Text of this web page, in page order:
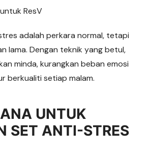
ResV
adalah perkara normal, tetapi
lama. Dengan teknik yang betul,
minda, kurangkan beban emosi
berkualiti setiap malam.
UNTUK
SET ANTI-STRES